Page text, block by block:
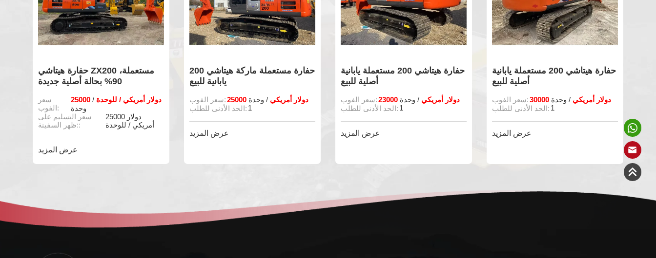
حفارة هيتاشي ZX200 مستعملة،
90% بحالة أصلية جديدة
سعر
الفوب:
25000 دولار أمريكي / للوحدة /
وحدة
سعر التسليم على
ظهر السفينة::
25000 دولار
أمريكي / للوحدة
عرض المزيد
حفارة مستعملة ماركة هيتاشي 200
يابانية للبيع
سعر الفوب: 25000 دولار أمريكي / وحدة
الحد الأدنى للطلب: 1
عرض المزيد
حفارة هيتاشي 200 مستعملة يابانية
أصلية للبيع
سعر الفوب: 23000 دولار أمريكي / وحدة
الحد الأدنى للطلب: 1
عرض المزيد
حفارة هيتاشي 200 مستعملة يابانية
أصلية للبيع
سعر الفوب: 30000 دولار أمريكي / وحدة
الحد الأدنى للطلب: 1
عرض المزيد